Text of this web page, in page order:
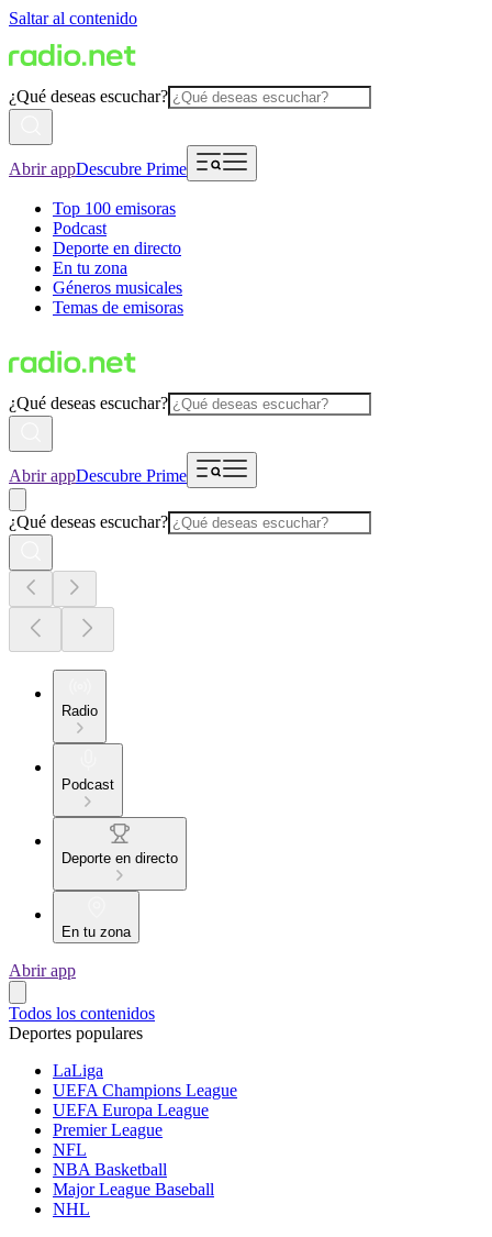
Saltar al contenido
¿Qué deseas escuchar?
Abrir appDescubre Prime
Top 100 emisoras
Podcast
Deporte en directo
En tu zona
Géneros musicales
Temas de emisoras
¿Qué deseas escuchar?
Abrir appDescubre Prime
¿Qué deseas escuchar?
Radio
Podcast
Deporte en directo
En tu zona
Abrir app
Todos los contenidos
Deportes populares
LaLiga
UEFA Champions League
UEFA Europa League
Premier League
NFL
NBA Basketball
Major League Baseball
NHL